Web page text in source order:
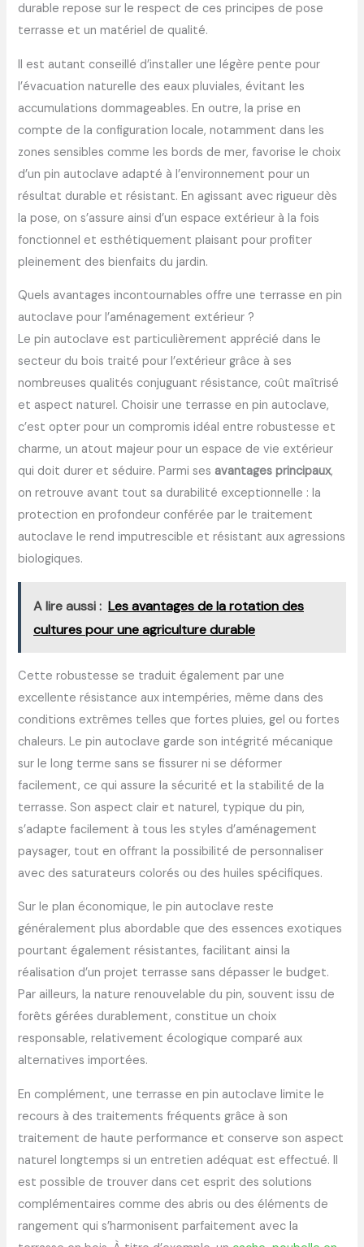
durable repose sur le respect de ces principes de pose
terrasse et un matériel de qualité.
Il est autant conseillé d’installer une légère pente pour
l’évacuation naturelle des eaux pluviales, évitant les
accumulations dommageables. En outre, la prise en
compte de la configuration locale, notamment dans les
zones sensibles comme les bords de mer, favorise le choix
d’un pin autoclave adapté à l’environnement pour un
résultat durable et résistant. En agissant avec rigueur dès
la pose, on s’assure ainsi d’un espace extérieur à la fois
fonctionnel et esthétiquement plaisant pour profiter
pleinement des bienfaits du jardin.
Quels avantages incontournables offre une terrasse en pin
autoclave pour l’aménagement extérieur ?
Le pin autoclave est particulièrement apprécié dans le
secteur du bois traité pour l’extérieur grâce à ses
nombreuses qualités conjuguant résistance, coût maîtrisé
et aspect naturel. Choisir une terrasse en pin autoclave,
c’est opter pour un compromis idéal entre robustesse et
charme, un atout majeur pour un espace de vie extérieur
qui doit durer et séduire. Parmi ses avantages principaux,
on retrouve avant tout sa durabilité exceptionnelle : la
protection en profondeur conférée par le traitement
autoclave le rend imputrescible et résistant aux agressions
biologiques.
A lire aussi : Les avantages de la rotation des
cultures pour une agriculture durable
Cette robustesse se traduit également par une
excellente résistance aux intempéries, même dans des
conditions extrêmes telles que fortes pluies, gel ou fortes
chaleurs. Le pin autoclave garde son intégrité mécanique
sur le long terme sans se fissurer ni se déformer
facilement, ce qui assure la sécurité et la stabilité de la
terrasse. Son aspect clair et naturel, typique du pin,
s’adapte facilement à tous les styles d’aménagement
paysager, tout en offrant la possibilité de personnaliser
avec des saturateurs colorés ou des huiles spécifiques.
Sur le plan économique, le pin autoclave reste
généralement plus abordable que des essences exotiques
pourtant également résistantes, facilitant ainsi la
réalisation d’un projet terrasse sans dépasser le budget.
Par ailleurs, la nature renouvelable du pin, souvent issu de
forêts gérées durablement, constitue un choix
responsable, relativement écologique comparé aux
alternatives importées.
En complément, une terrasse en pin autoclave limite le
recours à des traitements fréquents grâce à son
traitement de haute performance et conserve son aspect
naturel longtemps si un entretien adéquat est effectué. Il
est possible de trouver dans cet esprit des solutions
complémentaires comme des abris ou des éléments de
rangement qui s’harmonisent parfaitement avec la